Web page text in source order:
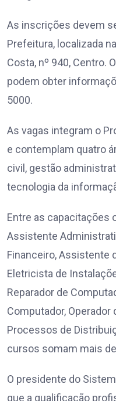
As inscrições devem
Prefeitura, localizada
Costa, nº 940, Centro.
podem obter
5000.
As vagas integram o
e contemplam quatro
civil, gestão
tecnologia da
Entre as capacitações
Assistente
Financeiro, Assistente
Eletricista de
Reparador de
Computador, Operador
Processos de
cursos somam mais
O presidente do
que a qualificação